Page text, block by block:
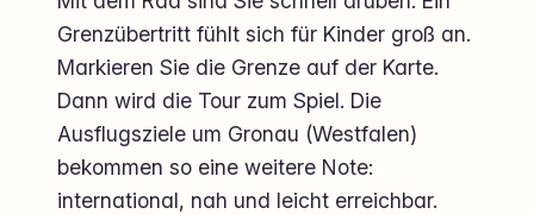
Grenzübertritt fühlt sich für Kinder groß an.
Markieren Sie die Grenze auf der Karte.
Dann wird die Tour zum Spiel. Die
Ausflugsziele um Gronau (Westfalen)
bekommen so eine weitere Note:
international, nah und leicht erreichbar.